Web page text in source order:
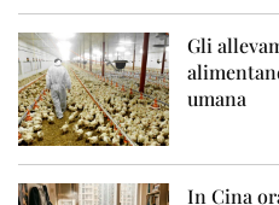
Gli
umana
In Cina